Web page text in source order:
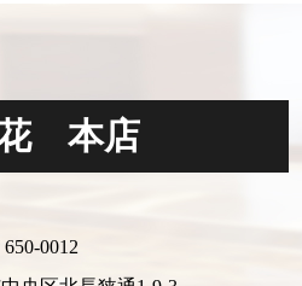
本店
650-0012